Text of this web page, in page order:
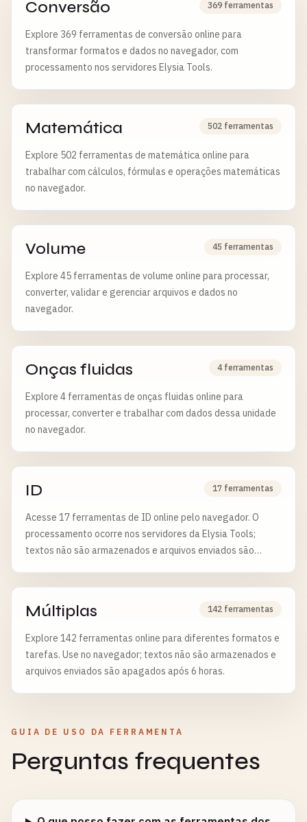
Conversão 369 ferramentas
Explore 369 ferramentas de conversão online para
transformar formatos e dados no navegador, com
processamento nos servidores Elysia Tools.
Matemática 502 ferramentas
Explore 502 ferramentas de matemática online para
trabalhar com cálculos, fórmulas e operações matemáticas
no navegador.
Volume 45 ferramentas
Explore 45 ferramentas de volume online para processar,
converter, validar e gerenciar arquivos e dados no
navegador.
Onças fluidas 4 ferramentas
Explore 4 ferramentas de onças fluidas online para
processar, converter e trabalhar com dados dessa unidade
no navegador.
ID 17 ferramentas
Acesse 17 ferramentas de ID online pelo navegador. O
processamento ocorre nos servidores da Elysia Tools;
textos não são armazenados e arquivos enviados são
Múltiplas 142 ferramentas
Explore 142 ferramentas online para diferentes formatos e
tarefas. Use no navegador; textos não são armazenados e
arquivos enviados são apagados após 6 horas.
GUIA DE USO DA FERRAMENTA
Perguntas frequentes